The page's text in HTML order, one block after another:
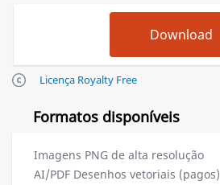
Licença Royalty Free
Formatos disponíveis
Imagens PNG de alta resolução
AI/PDF Desenhos vetoriais (pagos)